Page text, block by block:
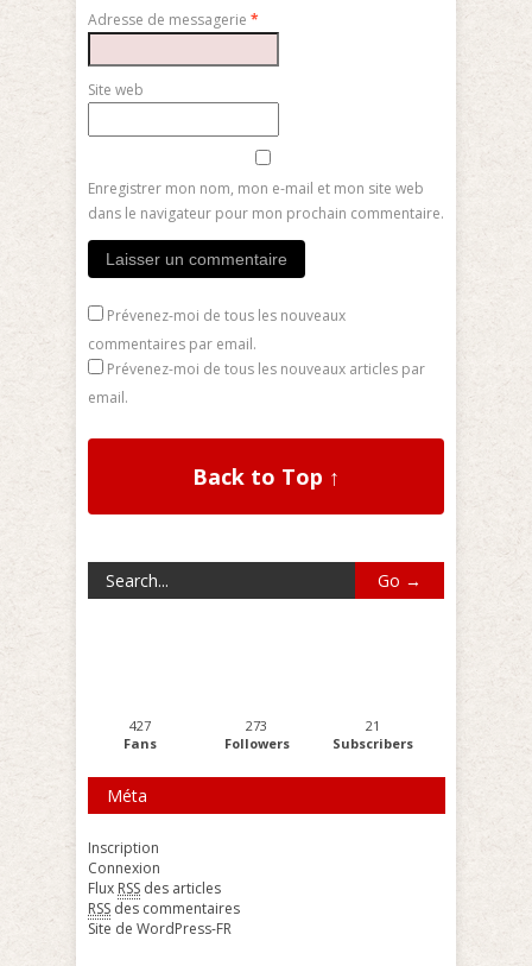
Adresse de messagerie *
Site web
Enregistrer mon nom, mon e-mail et mon site web
dans le navigateur pour mon prochain commentaire.
Prévenez-moi de tous les nouveaux
commentaires par email.
Prévenez-moi de tous les nouveaux articles par
email.
Back to Top ↑
427
Fans
273
Followers
21
Subscribers
Méta
Inscription
Connexion
Flux RSS des articles
RSS des commentaires
Site de WordPress-FR